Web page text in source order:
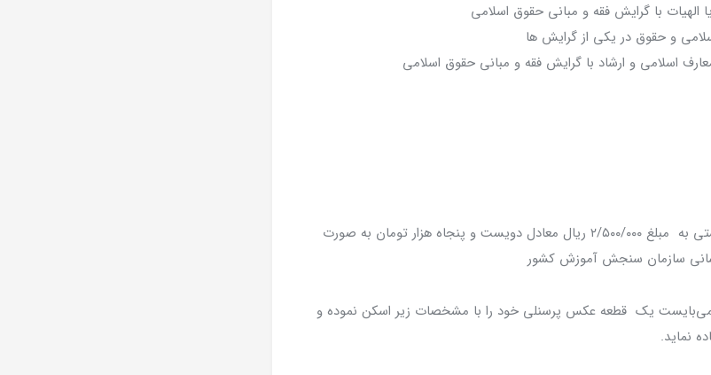
با گرایش فقه و مبانی حقوق اسلامی
و حقوق در یکی از گرایش ها
اسلامی و ارشاد با گرایش فقه و مبانی حقوق اسلامی
۲. پرداخت هزینه ثبت نام آزمون تستی به مبلغ ۲/۵۰۰/۰۰۰ ریال معادل دویست و پنجاه هزار تومان به صورت
رسانی سازمان سنجش آموزش کشور
یک قطعه عکس پرسنلی خود را با مشخصات زیر اسکن نموده و
نماید.